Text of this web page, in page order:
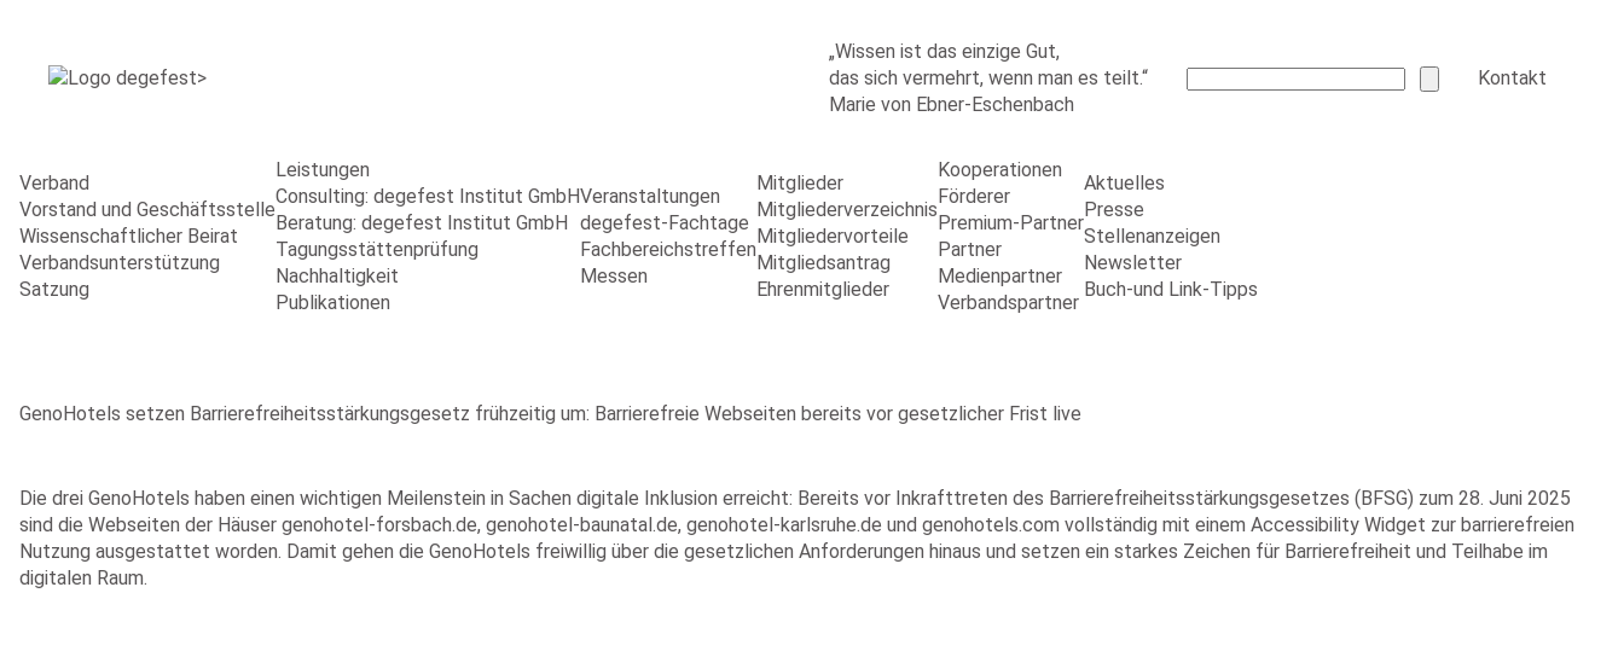
„Wissen ist das einzige Gut,
das sich vermehrt, wenn man es teilt.“
Marie von Ebner-Eschenbach
Kontakt
Verband
Vorstand und Geschäftsstelle
Wissenschaftlicher Beirat
Verbandsunterstützung
Satzung
Leistungen
Consulting: degefest Institut GmbH
Beratung: degefest Institut GmbH
Tagungsstättenprüfung
Nachhaltigkeit
Publikationen
Veranstaltungen
degefest-Fachtage
Fachbereichstreffen
Messen
Mitglieder
Mitgliederverzeichnis
Mitgliedervorteile
Mitgliedsantrag
Ehrenmitglieder
Kooperationen
Förderer
Premium-Partner
Partner
Medienpartner
Verbandspartner
Aktuelles
Presse
Stellenanzeigen
Newsletter
Buch-und Link-Tipps
GenoHotels setzen Barrierefreiheitsstärkungsgesetz frühzeitig um: Barrierefreie Webseiten bereits vor gesetzlicher Frist live
Die drei GenoHotels haben einen wichtigen Meilenstein in Sachen digitale Inklusion erreicht: Bereits vor Inkrafttreten des Barrierefreiheitsstärkungsgesetzes (BFSG) zum 28. Juni 2025
sind die Webseiten der Häuser genohotel-forsbach.de, genohotel-baunatal.de, genohotel-karlsruhe.de und genohotels.com vollständig mit einem Accessibility Widget zur barrierefreien
Nutzung ausgestattet worden. Damit gehen die GenoHotels freiwillig über die gesetzlichen Anforderungen hinaus und setzen ein starkes Zeichen für Barrierefreiheit und Teilhabe im
digitalen Raum.